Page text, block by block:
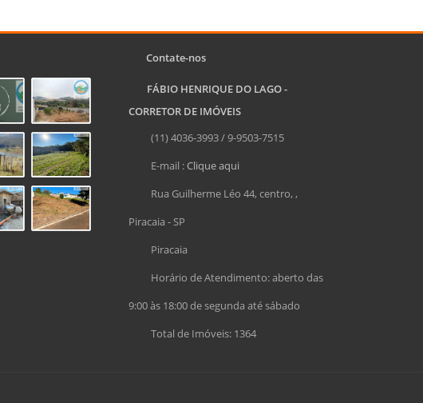
Contate-nos
FÁBIO HENRIQUE DO LAGO -
CORRETOR DE IMÓVEIS
(11) 4036-3993 / 9-9503-7515
E-mail :Clique aqui
Rua Guilherme Léo 44, centro, ,
Piracaia - SP
Piracaia
Horário de Atendimento: aberto das
9:00 às 18:00 de segunda até sábado
Total de Imóveis: 1364